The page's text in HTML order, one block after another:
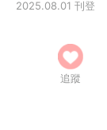
2025.08.01 刊登
追蹤